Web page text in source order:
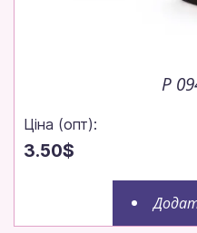
P
Ціна (опт):
3.50$
Щотижневі